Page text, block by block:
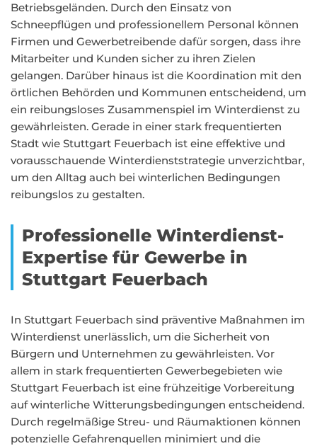
Betriebsgeländen. Durch den Einsatz von
Schneepflügen und professionellem Personal können
Firmen und Gewerbetreibende dafür sorgen, dass ihre
Mitarbeiter und Kunden sicher zu ihren Zielen
gelangen. Darüber hinaus ist die Koordination mit den
örtlichen Behörden und Kommunen entscheidend, um
ein reibungsloses Zusammenspiel im Winterdienst zu
gewährleisten. Gerade in einer stark frequentierten
Stadt wie Stuttgart Feuerbach ist eine effektive und
vorausschauende Winterdienststrategie unverzichtbar,
um den Alltag auch bei winterlichen Bedingungen
reibungslos zu gestalten.
Professionelle Winterdienst-
Expertise für Gewerbe in
Stuttgart Feuerbach
In Stuttgart Feuerbach sind präventive Maßnahmen im
Winterdienst unerlässlich, um die Sicherheit von
Bürgern und Unternehmen zu gewährleisten. Vor
allem in stark frequentierten Gewerbegebieten wie
Stuttgart Feuerbach ist eine frühzeitige Vorbereitung
auf winterliche Witterungsbedingungen entscheidend.
Durch regelmäßige Streu- und Räumaktionen können
potenzielle Gefahrenquellen minimiert und die